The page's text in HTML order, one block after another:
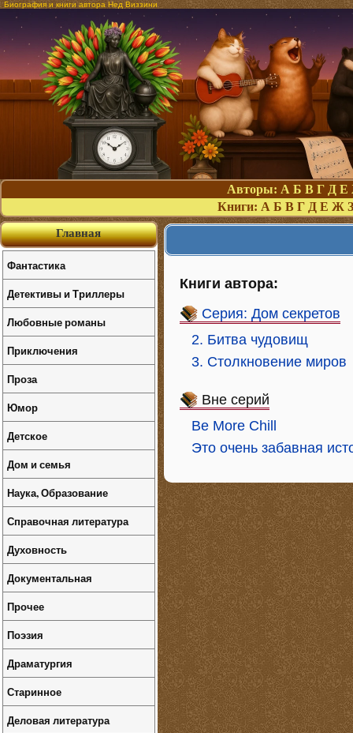
Биография и книги автора Нед Виззини
Авторы: А Б В Г Д Е
Книги: А Б В Г Д Е Ж З
Книги автора:
Серия: Дом секретов
2. Битва чудовищ
3. Столкновение миров
Вне серий
Be More Chill
Это очень забавная
Главная
Фантастика
Детективы и Триллеры
Любовные романы
Приключения
Проза
Юмор
Детское
Дом и семья
Наука, Образование
Справочная литература
Духовность
Документальная
Прочее
Поэзия
Драматургия
Старинное
Деловая литература